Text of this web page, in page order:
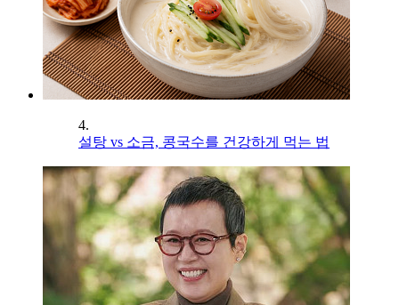
4.
설탕 vs 소금, 콩국수를 건강하게 먹는 법